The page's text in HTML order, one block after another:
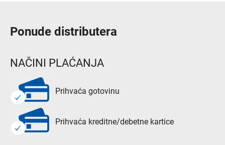
Ponude distributera
NAČINI PLAĆANJA
Prihvaća gotovinu
Prihvaća kreditne/debetne kartice